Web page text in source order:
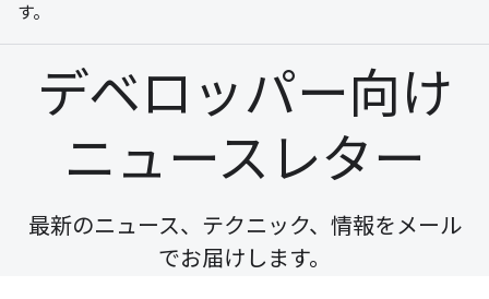
す。
デベロッパー向け
ニュースレター
最新のニュース、テクニック、情報をメール
でお届けします。